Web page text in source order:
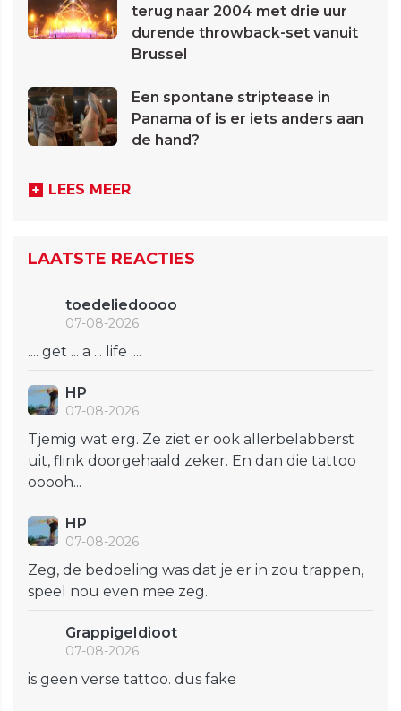
terug naar 2004 met drie uur
durende throwback-set vanuit
Brussel
Een spontane striptease in
Panama of is er iets anders aan
de hand?
LEES MEER
LAATSTE REACTIES
toedeliedoooo
07-08-2026
.... get ... a ... life ....
HP
07-08-2026
Tjemig wat erg. Ze ziet er ook allerbelabberst
uit, flink doorgehaald zeker. En dan die tattoo
ooooh...
HP
07-08-2026
Zeg, de bedoeling was dat je er in zou trappen,
speel nou even mee zeg.
GrappigeIdioot
07-08-2026
is geen verse tattoo. dus fake